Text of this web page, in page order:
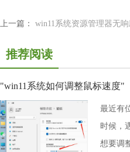
上一篇： win11系统资源管理器无
推荐阅读
"win11系统如何调整鼠标速度"
最近有
时候，
想要调